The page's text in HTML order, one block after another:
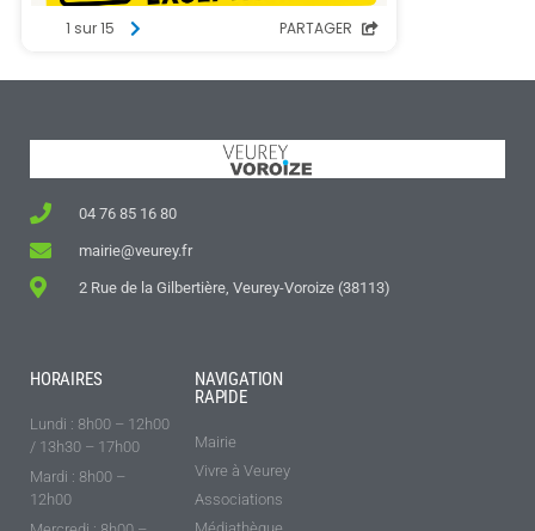
04 76 85 16 80
mairie@veurey.fr
2 Rue de la Gilbertière, Veurey-Voroize (38113)
HORAIRES
Lundi : 8h00 – 12h00
/ 13h30 – 17h00
Mardi : 8h00 –
12h00
NAVIGATION
RAPIDE
Mairie
Vivre à Veurey
Associations